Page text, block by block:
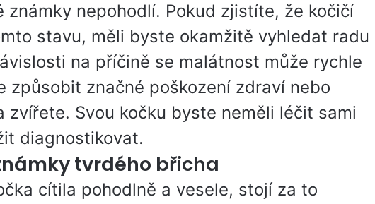
známky nepohodlí. Pokud zjistíte, že kočičí
stavu, měli byste okamžitě vyhledat radu
na příčině se malátnost může rychle
způsobit značné poškození zdraví nebo
zvířete. Svou kočku byste neměli léčit sami
diagnostikovat.
tvrdého břicha
cítila pohodlně a vesele, stojí za to